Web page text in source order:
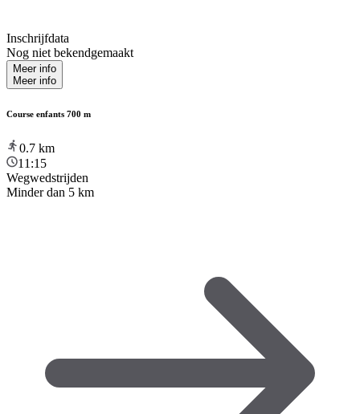
Inschrijfdata
Nog niet bekendgemaakt
Meer info
Meer info
Course enfants 700 m
0.7 km
11:15
Wegwedstrijden
Minder dan 5 km